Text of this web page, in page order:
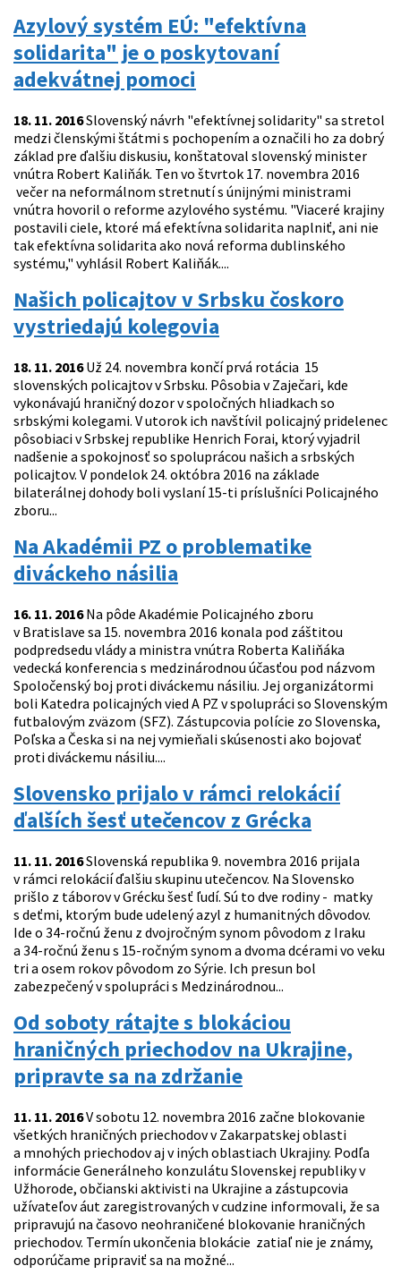
Azylový systém EÚ: "efektívna
solidarita" je o poskytovaní
adekvátnej pomoci
18. 11. 2016Slovenský návrh "efektívnej solidarity" sa stretol
medzi členskými štátmi s pochopením a označili ho za dobrý
základ pre ďalšiu diskusiu, konštatoval slovenský minister
vnútra Robert Kaliňák. Ten vo štvrtok 17. novembra 2016
večer na neformálnom stretnutí s únijnými ministrami
vnútra hovoril o reforme azylového systému. "Viaceré krajiny
postavili ciele, ktoré má efektívna solidarita naplniť, ani nie
tak efektívna solidarita ako nová reforma dublinského
systému," vyhlásil Robert Kaliňák....
Našich policajtov v Srbsku čoskoro
vystriedajú kolegovia
18. 11. 2016Už 24. novembra končí prvá rotácia 15
slovenských policajtov v Srbsku. Pôsobia v Zaječari, kde
vykonávajú hraničný dozor v spoločných hliadkach so
srbskými kolegami. V utorok ich navštívil policajný pridelenec
pôsobiaci v Srbskej republike Henrich Forai, ktorý vyjadril
nadšenie a spokojnosť so spoluprácou našich a srbských
policajtov. V pondelok 24. októbra 2016 na základe
bilaterálnej dohody boli vyslaní 15-ti príslušníci Policajného
zboru...
Na Akadémii PZ o problematike
diváckeho násilia
16. 11. 2016Na pôde Akadémie Policajného zboru
v Bratislave sa 15. novembra 2016 konala pod záštitou
podpredsedu vlády a ministra vnútra Roberta Kaliňáka
vedecká konferencia s medzinárodnou účasťou pod názvom
Spoločenský boj proti diváckemu násiliu. Jej organizátormi
boli Katedra policajných vied A PZ v spolupráci so Slovenským
futbalovým zväzom (SFZ). Zástupcovia polície zo Slovenska,
Poľska a Česka si na nej vymieňali skúsenosti ako bojovať
proti diváckemu násiliu....
Slovensko prijalo v rámci relokácií
ďalších šesť utečencov z Grécka
11. 11. 2016Slovenská republika 9. novembra 2016 prijala
v rámci relokácií ďalšiu skupinu utečencov. Na Slovensko
prišlo z táborov v Grécku šesť ľudí. Sú to dve rodiny - matky
s deťmi, ktorým bude udelený azyl z humanitných dôvodov.
Ide o 34-ročnú ženu z dvojročným synom pôvodom z Iraku
a 34-ročnú ženu s 15-ročným synom a dvoma dcérami vo veku
tri a osem rokov pôvodom zo Sýrie. Ich presun bol
zabezpečený v spolupráci s Medzinárodnou...
Od soboty rátajte s blokáciou
hraničných priechodov na Ukrajine,
pripravte sa na zdržanie
11. 11. 2016V sobotu 12. novembra 2016 začne blokovanie
všetkých hraničných priechodov v Zakarpatskej oblasti
a mnohých priechodov aj v iných oblastiach Ukrajiny. Podľa
informácie Generálneho konzulátu Slovenskej republiky v
Užhorode, občianski aktivisti na Ukrajine a zástupcovia
užívateľov áut zaregistrovaných v cudzine informovali, že sa
pripravujú na časovo neohraničené blokovanie hraničných
priechodov. Termín ukončenia blokácie zatiaľ nie je známy,
odporúčame pripraviť sa na možné...